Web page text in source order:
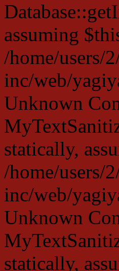
assuming
/home/users/
inc/web/
Unknown
statically,
/home/users/
inc/web/
Unknown
statically,